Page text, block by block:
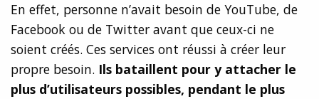
En effet, personne n’avait besoin de YouTube, de
Facebook ou de Twitter avant que ceux-ci ne
soient créés. Ces services ont réussi à créer leur
propre besoin. Ils bataillent pour y attacher le
plus d’utilisateurs possibles, pendant le plus